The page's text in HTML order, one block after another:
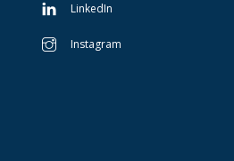
LinkedIn
Instagram